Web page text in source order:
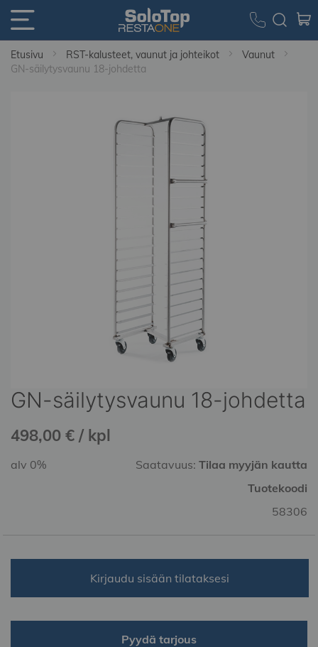
Etusivu RST-kalusteet, vaunut ja johteikot
Vaunut
GN-säilytysvaunu 18-johdetta
GN-säilytysvaunu 18-johdetta
498,00 € / kpl
Saatavuus: Tilaa myyjän kautta
Tuotekoodi
58306
alv 0%
Kirjaudu sisään tilataksesi
Pyydä tarjous
Skip
to
the
beginning
of